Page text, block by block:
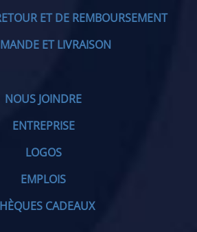
ET DE REMBOURSEMENT
ET LIVRAISON
NOUS JOINDRE
ENTREPRISE
LOGOS
EMPLOIS
CADEAUX